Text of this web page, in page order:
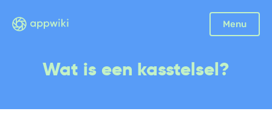
Menu
Sluiten
Facturatie
Wat is een kasstelsel?